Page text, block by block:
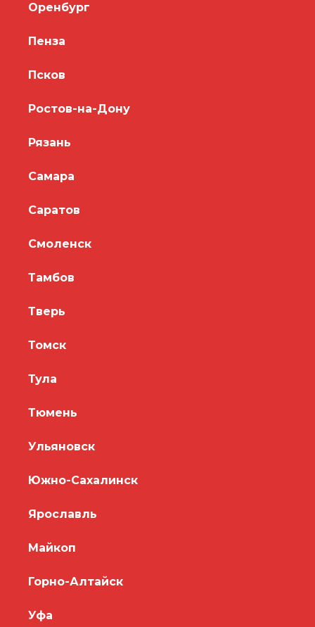
Оренбург
Пенза
Псков
Ростов-на-Дону
Рязань
Самара
Саратов
Смоленск
Тамбов
Тверь
Томск
Тула
Тюмень
Ульяновск
Южно-Сахалинск
Ярославль
Майкоп
Горно-Алтайск
Уфа